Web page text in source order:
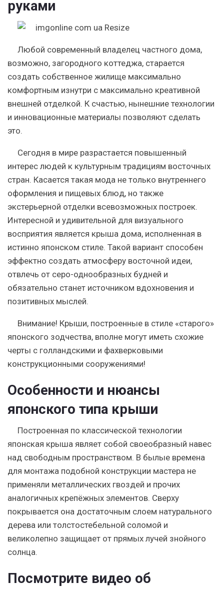
руками
Любой современный владелец частного дома,
возможно, загородного коттеджа, старается
создать собственное жилище максимально
комфортным изнутри с максимально креативной
внешней отделкой. К счастью, нынешние технологии
и инновационные материалы позволяют сделать
это.
Сегодня в мире разрастается повышенный
интерес людей к культурным традициям восточных
стран. Касается такая мода не только внутреннего
оформления и пищевых блюд, но также
экстерьерной отделки всевозможных построек.
Интересной и удивительной для визуального
восприятия является крыша дома, исполненная в
истинно японском стиле. Такой вариант способен
эффектно создать атмосферу восточной идеи,
отвлечь от серо-однообразных будней и
обязательно станет источником вдохновения и
позитивных мыслей.
Внимание! Крыши, построенные в стиле «старого»
японского зодчества, вполне могут иметь схожие
черты с голландскими и фахверковыми
конструкционными сооружениями!
Особенности и нюансы
японского типа крыши
Построенная по классической технологии
японская крыша являет собой своеобразный навес
над свободным пространством. В былые времена
для монтажа подобной конструкции мастера не
применяли металлических гвоздей и прочих
аналогичных крепёжных элементов. Сверху
покрывается она достаточным слоем натурального
дерева или толстостебельной соломой и
великолепно защищает от прямых лучей знойного
солнца.
Посмотрите видео об